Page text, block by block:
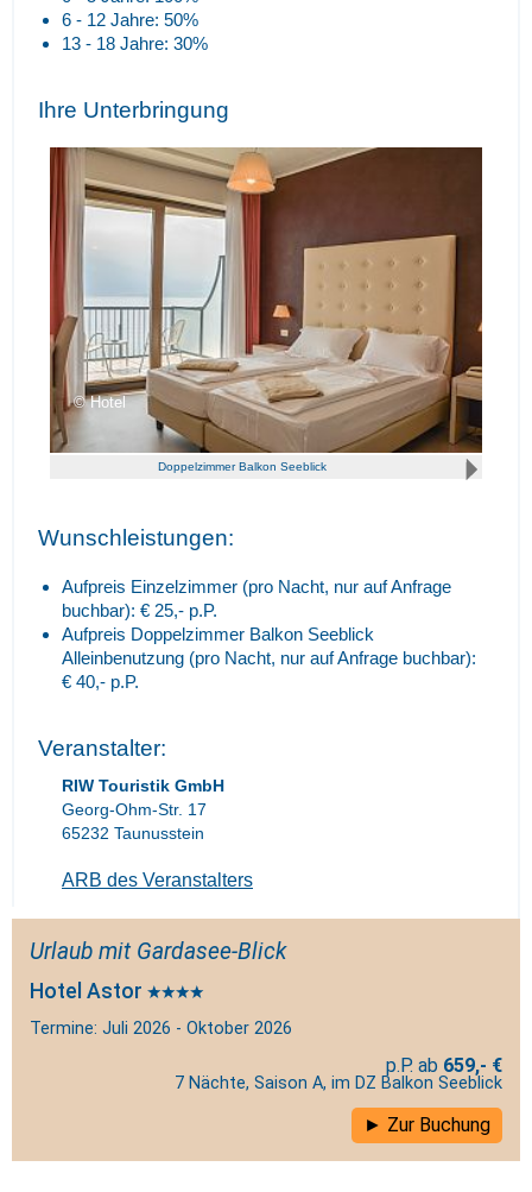
6 - 12 Jahre: 50%
13 - 18 Jahre: 30%
Ihre Unterbringung
Hotel
Doppelzimmer Balkon Seeblick
Wunschleistungen:
Aufpreis Einzelzimmer (pro Nacht, nur auf Anfrage
buchbar): € 25,- p.P.
Aufpreis Doppelzimmer Balkon Seeblick
Alleinbenutzung (pro Nacht, nur auf Anfrage buchbar):
€ 40,- p.P.
Veranstalter:
RIW Touristik GmbH
Georg-Ohm-Str. 17
65232 Taunusstein
ARB des Veranstalters
Urlaub mit Gardasee-Blick
Hotel Astor
Termine: Juli 2026 - Oktober 2026
659,- €
7 Nächte, Saison A, im DZ Balkon Seeblick
Zur Buchung